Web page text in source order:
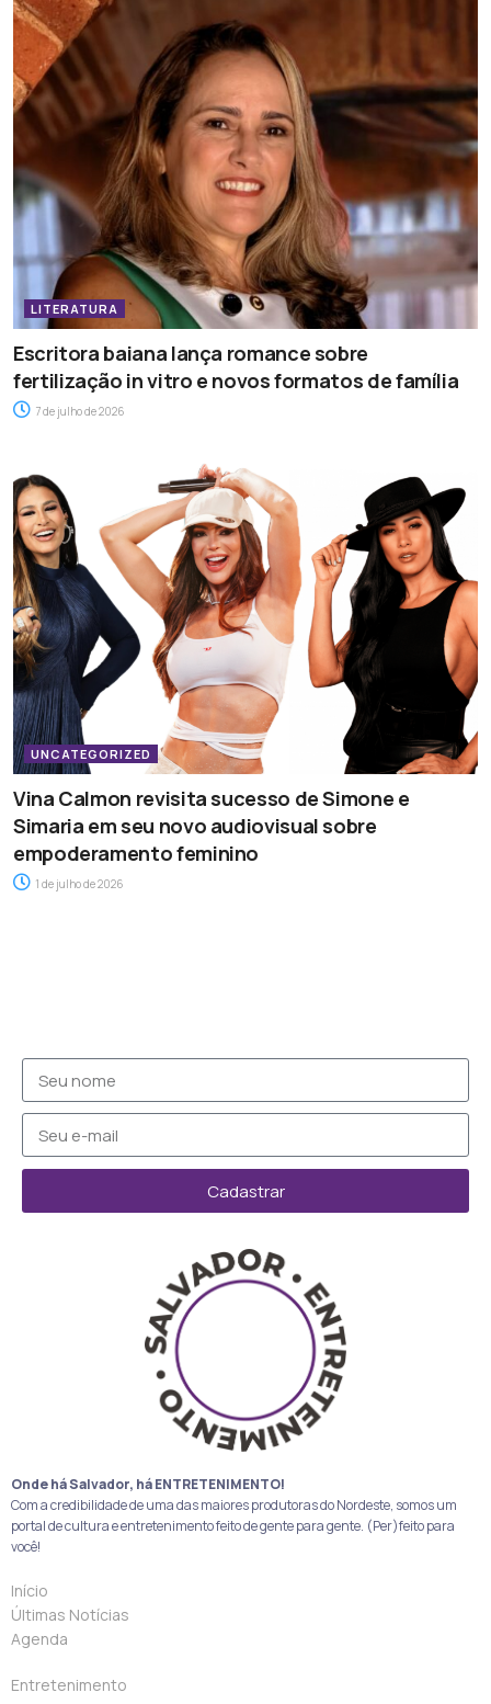
LITERATURA
Escritora baiana lança romance sobre
fertilização in vitro e novos formatos de família
7 de julho de 2026
UNCATEGORIZED
Vina Calmon revisita sucesso de Simone e
Simaria em seu novo audiovisual sobre
empoderamento feminino
1 de julho de 2026
Cadastrar
Onde há Salvador, há ENTRETENIMENTO!
Com a credibilidade de uma das maiores produtoras do Nordeste, somos um
portal de cultura e entretenimento feito de gente para gente. (Per)feito para
você!
Início
Últimas Notícias
Agenda
Entretenimento